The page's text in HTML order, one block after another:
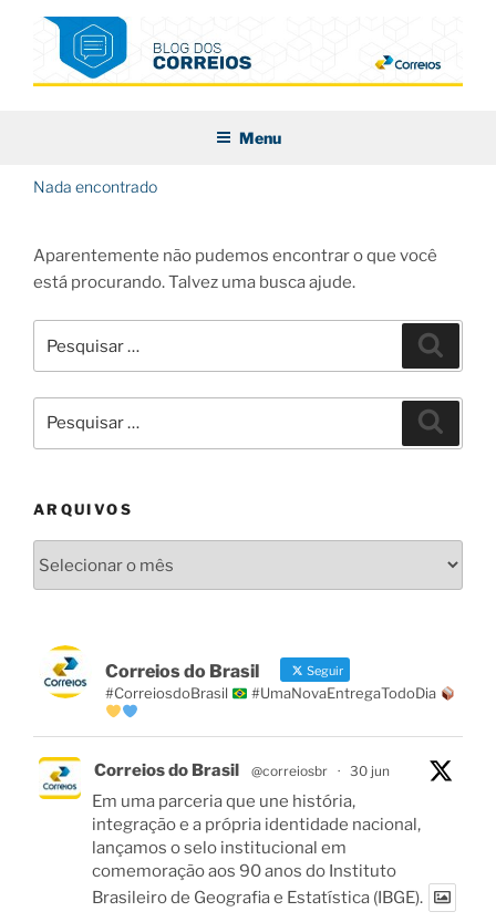
conteúdo
Menu
Nada encontrado
Aparentemente não pudemos encontrar o que você
está procurando. Talvez uma busca ajude.
por:
por:
ARQUIVOS
Correios do Brasil Seguir
#CorreiosdoBrasil #UmaNovaEntregaTodoDia
Correios do Brasil @correiosbr · 30 jun
Em uma parceria que une história,
integração e a própria identidade nacional,
lançamos o selo institucional em
comemoração aos 90 anos do Instituto
Brasileiro de Geografia e Estatística (IBGE).